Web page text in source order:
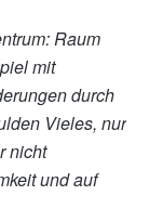
Raum
mit
durch
Vieles, nur
nicht
und auf